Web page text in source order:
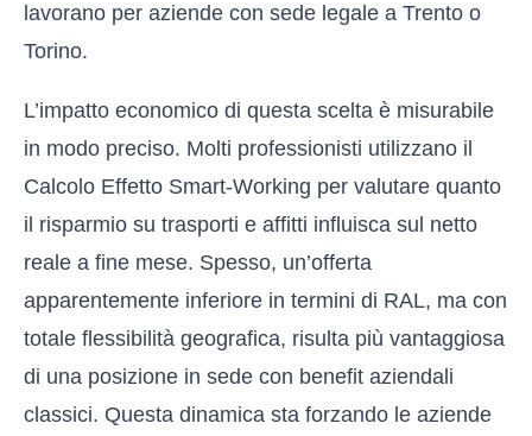
lavorano per aziende con sede legale a Trento o
Torino.
L’impatto economico di questa scelta è misurabile
in modo preciso. Molti professionisti utilizzano il
Calcolo Effetto Smart-Working per valutare quanto
il risparmio su trasporti e affitti influisca sul netto
reale a fine mese. Spesso, un’offerta
apparentemente inferiore in termini di RAL, ma con
totale flessibilità geografica, risulta più vantaggiosa
di una posizione in sede con benefit aziendali
classici. Questa dinamica sta forzando le aziende